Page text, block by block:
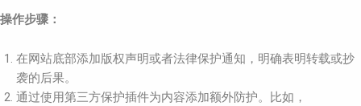
操作步骤：
在网站底部添加版权声明或者法律保护通知，明确表明转载或抄
袭的后果。
通过使用第三方保护插件为内容添加额外防护。比如，